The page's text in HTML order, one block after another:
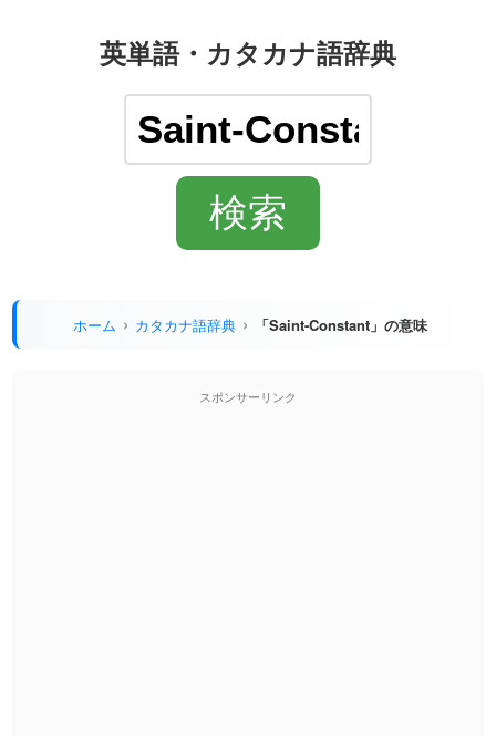
英単語・カタカナ語辞典
ホーム カタカナ語辞典 「Saint-Constant」の意味
スポンサーリンク